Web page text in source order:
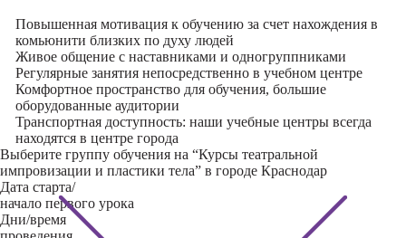
Повышенная мотивация к обучению за счет нахождения в
комьюнити близких по духу людей
Живое общение с наставниками и одногруппниками
Регулярные занятия непосредственно в учебном центре
Комфортное пространство для обучения, большие
оборудованные аудитории
Транспортная доступность: наши учебные центры всегда
находятся в центре города
Выберите группу обучения на “Курсы театральной
импровизации и пластики тела” в городе Краснодар
Дата старта/
начало первого урока
Дни/время